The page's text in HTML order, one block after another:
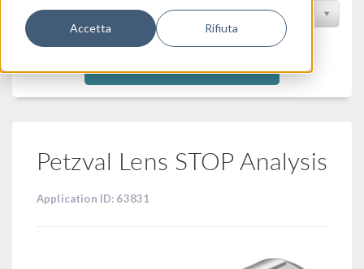
Accetta Rifiuta
Filtra per Prodotto
Filtra
Petzval Lens STOP Analysis
Application ID: 63831